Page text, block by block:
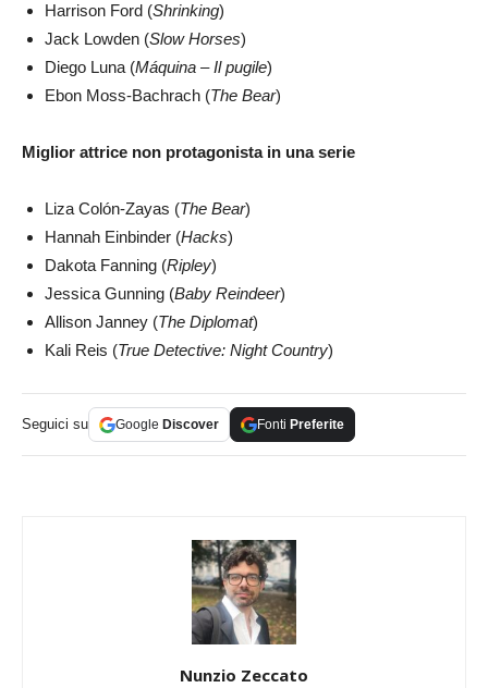
Harrison Ford (Shrinking)
Jack Lowden (Slow Horses)
Diego Luna (Máquina – Il pugile)
Ebon Moss-Bachrach (The Bear)
Miglior attrice non protagonista in una serie
Liza Colón-Zayas (The Bear)
Hannah Einbinder (Hacks)
Dakota Fanning (Ripley)
Jessica Gunning (Baby Reindeer)
Allison Janney (The Diplomat)
Kali Reis (True Detective: Night Country)
Seguici su Google Discover Fonti Preferite
Nunzio Zeccato